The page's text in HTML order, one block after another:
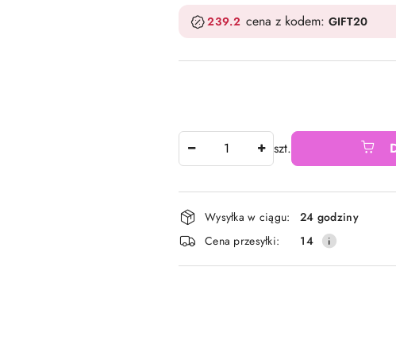
239.2 cena z kodem: GIFT20
szt.
Dostępność
i
dostawa
Wysyłka w ciągu:
24 godziny
Cena przesyłki:
14